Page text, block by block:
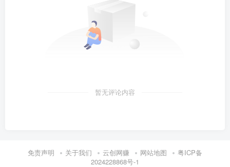
暂无评论内容
免责声明 关于我们 云创网赚 网站地图
粤ICP备
2024228868号-1